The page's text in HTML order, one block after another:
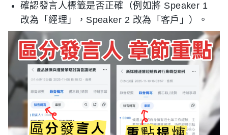
確認發言人標籤是否正確（例如將 Speaker 1
改為「經理」，Speaker 2 改為「客戶」）。